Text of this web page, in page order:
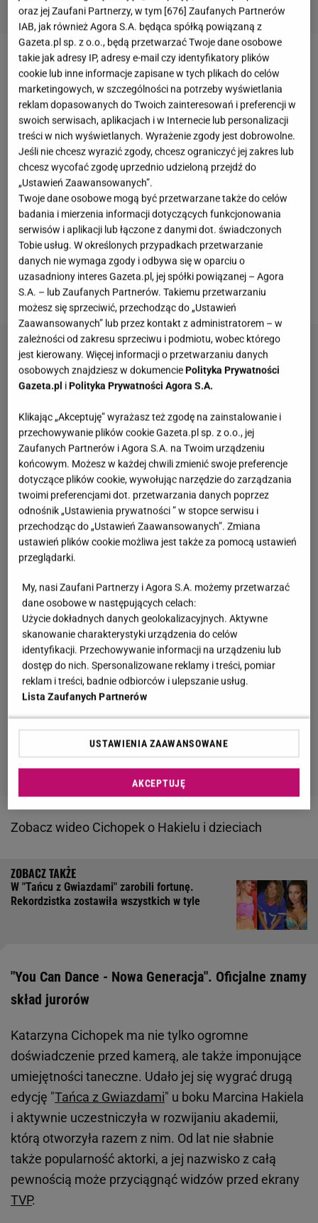
O tym, żeIda Nowakowskanie będzie prowadzić
kolejnej edycji emitowanego w Telewizji Polskiej
programu dla młodszych tancerzy,informowaliśmy
już dwa tygodnie temu. Na dzień przed
rozpoczęciem zdjęć do"You Can Dance. Nowa
Generacja"udało się nam potwierdzić, że
Nowakowska zamiast tego zajmie się ocenianiem
uczestników. Plotek ustalił także, że pomogą jej w
tymAgustin EgurrolaiKatarzyna Cichopek. Kilka
godzin później doniesienia potwierdzili sami
zainteresowani, publikując informacje w mediach
społecznościowych.
Zobacz wideo Cichopek o Hakielu i dzieciach
W "Tańcu z Gwiazdami" zarobili fortunę.
Rekordzistka zostawiła wszystkich w tyle
"You Can Dance - Nowa Generacja". Oficjalne znamy
skład jurorów
Katarzyna Cichopek ma nie tylko ogromne
doświadczenie przed kamerą, ale także imponujące
umiejętności taneczne. Udało jej się wygrać drugą
edycję "Tańca z Gwiazdami" u boku Marcina Hakiela
i aktywnie uczestniczyła w rozwijaniu akademii,
którą otworzyła razem z nim. Od lat nie słabnie
także popularność aktorki, a jej nazwisko z całą
pewnością może przyciągnąć widzów przed ekrany
TVP.
oraz jej Zaufani Partnerzy, w tym [676] Zaufanych Partnerów
IAB, jak również Agora S.A. będąca spółką powiązaną z
Gazeta.pl sp. z o.o., będą przetwarzać Twoje dane osobowe
takie jak adresy IP, adresy e-mail czy identyfikatory plików
cookie lub inne informacje zapisane w tych plikach do celów
marketingowych, w szczególności na potrzeby wyświetlania
reklam dopasowanych do Twoich zainteresowań i preferencji w
swoich serwisach, aplikacjach i w Internecie lub personalizacji
treści w nich wyświetlanych. Wyrażenie zgody jest dobrowolne.
Jeśli nie chcesz wyrazić zgody, chcesz ograniczyć jej zakres lub
chcesz wycofać zgodę uprzednio udzieloną przejdź do
„Ustawień Zaawansowanych”.
Twoje dane osobowe mogą być przetwarzane także do celów
badania i mierzenia informacji dotyczących funkcjonowania
serwisów i aplikacji lub łączone z danymi dot. świadczonych
Tobie usług. W określonych przypadkach przetwarzanie
danych nie wymaga zgody i odbywa się w oparciu o
uzasadniony interes Gazeta.pl, jej spółki powiązanej – Agora
S.A. – lub Zaufanych Partnerów. Takiemu przetwarzaniu
możesz się sprzeciwić, przechodząc do „Ustawień
Zaawansowanych” lub przez kontakt z administratorem – w
zależności od zakresu sprzeciwu i podmiotu, wobec którego
jest kierowany. Więcej informacji o przetwarzaniu danych
osobowych znajdziesz w dokumencie Polityka Prywatności
Gazeta.pl i Polityka Prywatności Agora S.A.
Klikając „Akceptuję” wyrażasz też zgodę na zainstalowanie i
przechowywanie plików cookie Gazeta.pl sp. z o.o., jej
Zaufanych Partnerów i Agora S.A. na Twoim urządzeniu
końcowym. Możesz w każdej chwili zmienić swoje preferencje
dotyczące plików cookie, wywołując narzędzie do zarządzania
twoimi preferencjami dot. przetwarzania danych poprzez
odnośnik „Ustawienia prywatności ” w stopce serwisu i
przechodząc do „Ustawień Zaawansowanych”. Zmiana
ustawień plików cookie możliwa jest także za pomocą ustawień
przeglądarki.
My, nasi Zaufani Partnerzy i Agora S.A. możemy przetwarzać
dane osobowe w następujących celach:
Użycie dokładnych danych geolokalizacyjnych. Aktywne
skanowanie charakterystyki urządzenia do celów
identyfikacji. Przechowywanie informacji na urządzeniu lub
dostęp do nich. Spersonalizowane reklamy i treści, pomiar
reklam i treści, badnie odbiorców i ulepszanie usług.
Lista Zaufanych Partnerów
USTAWIENIA ZAAWANSOWANE
AKCEPTUJĘ